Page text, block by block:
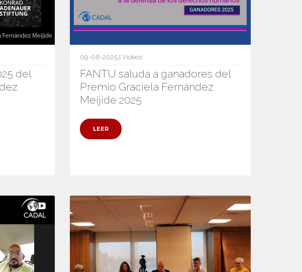
del
09-06-2025 | Videos
FANTU saluda a ganadores del
Premio Graciela Fernández
Meijide 2025
LEER